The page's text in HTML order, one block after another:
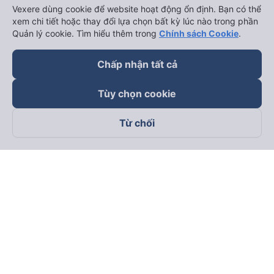
Theo dõi chúng tôi trên
Vexere dùng cookie để website hoạt động ổn định. Bạn có thể
xem chi tiết hoặc thay đổi lựa chọn bất kỳ lúc nào trong phần
Quản lý cookie. Tìm hiểu thêm trong Chính sách Cookie.
Chấp nhận tất cả
Tùy chọn cookie
Từ chối